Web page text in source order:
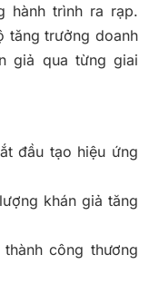
hành trình ra rạp.
tăng trưởng doanh
giả qua từng giai
đầu tạo hiệu ứng
khán giả tăng
công thương